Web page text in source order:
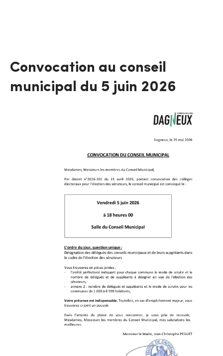
Convocation au conseil
municipal du 5 juin 2026